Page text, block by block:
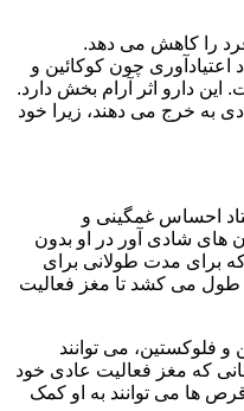
را کاهش می دهد.
چون کوکائین و
این دارو اثر آرام بخش دارد.
به خرج می دهند، زیرا خود
احساس غمگینی و
شادی آور در او بدون
برای مدت طولانی برای
طول می کشد تا مغز فعالیت
فلوکستین، می توانند
که مغز فعالیت عادی خود
ها می توانند به او کمک